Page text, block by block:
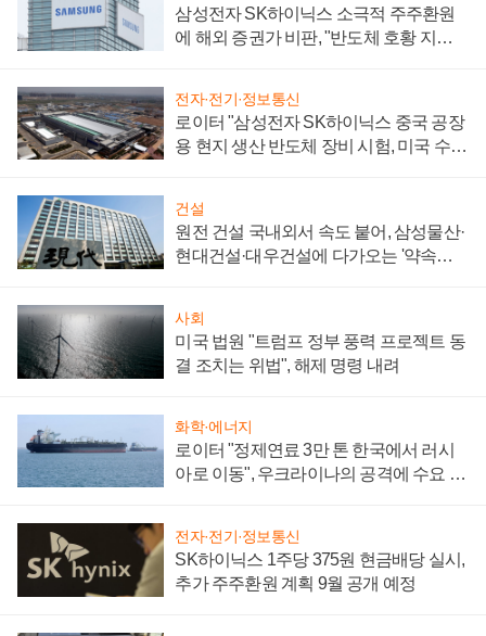
삼성전자 SK하이닉스 소극적 주주환원
에 해외 증권가 비판, "반도체 호황 지속
전자·전기·정보통신
로이터 "삼성전자 SK하이닉스 중국 공장
용 현지 생산 반도체 장비 시험, 미국 수출
건설
원전 건설 국내외서 속도 붙어, 삼성물산·
현대건설·대우건설에 다가오는 '약속의
사회
미국 법원 "트럼프 정부 풍력 프로젝트 동
결 조치는 위법", 해제 명령 내려
화학·에너지
로이터 "정제연료 3만 톤 한국에서 러시
아로 이동", 우크라이나의 공격에 수요 늘
전자·전기·정보통신
SK하이닉스 1주당 375원 현금배당 실시,
추가 주주환원 계획 9월 공개 예정